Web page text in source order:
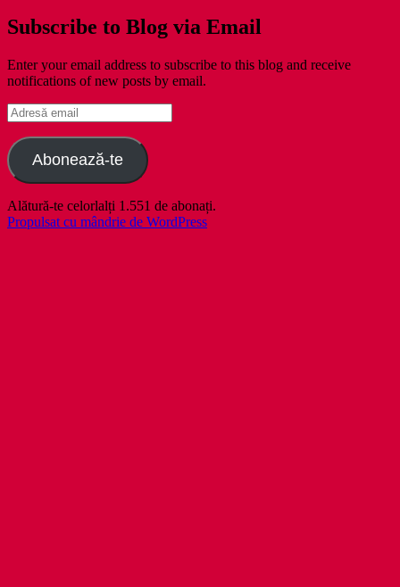
Subscribe to Blog via Email
Enter your email address to subscribe to this blog and receive
notifications of new posts by email.
Adresă
email
Abonează-te
Alătură-te celorlalți 1.551 de abonați.
Propulsat cu mândrie de WordPress